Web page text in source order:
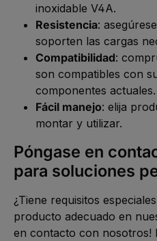
inoxidable V4A.
Resistencia:
soporten las cargas
Compatibilidad:
son compatibles con
componentes actuales.
Fácil manejo: elija
montar y utilizar.
Póngase en
para soluciones
¿Tiene requisitos
producto adecuado en
en contacto con nosotros!